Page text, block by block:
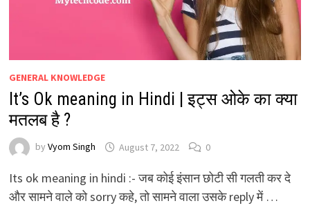
GENERAL KNOWLEDGE
It’s Ok meaning in Hindi | इट्स ओके का क्या
मतलब है ?
by Vyom Singh August 7, 2022 0
Its ok meaning in hindi :- जब कोई इंसान छोटी सी गलती कर दे
और सामने वाले को sorry कहे, तो सामने वाला उसके reply में …